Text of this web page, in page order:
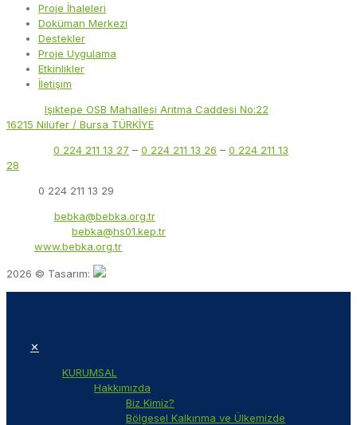
Proje İhaleleri
Doküman Merkezi
Destekler
Proje Uygulama
Etkinlikler
İletişim
Işıktepe OSB Mahallesi Arıtma Caddesi No:22
16215 Nilüfer / Bursa TÜRKİYE
0 224 211 13 27 – 0 224 211 13 26 – 0 224 211 13
28
0 224 211 13 29
bebka@bebka.org.tr
bebka@hs01.kep.tr
www.bebka.org.tr
2026 © Tasarım:
✕
KURUMSAL
Hakkımızda
Biz Kimiz?
Bölgesel Kalkınma ve Ülkemizde